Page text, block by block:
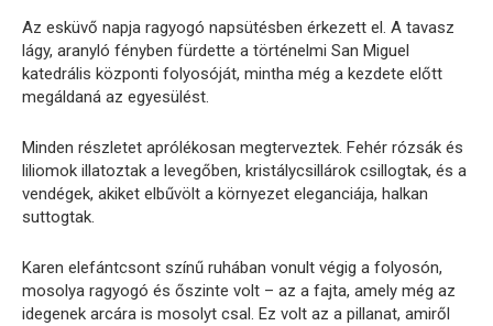
Az esküvő napja ragyogó napsütésben érkezett el. A tavasz
lágy, aranyló fényben fürdette a történelmi San Miguel
katedrális központi folyosóját, mintha még a kezdete előtt
megáldaná az egyesülést.
Minden részletet aprólékosan megterveztek. Fehér rózsák és
liliomok illatoztak a levegőben, kristálycsillárok csillogtak, és a
vendégek, akiket elbűvölt a környezet eleganciája, halkan
suttogtak.
Karen elefántcsont színű ruhában vonult végig a folyosón,
mosolya ragyogó és őszinte volt – az a fajta, amely még az
idegenek arcára is mosolyt csal. Ez volt az a pillanat, amiről